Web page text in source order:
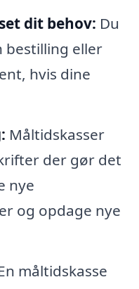
dit behov: Du
bestilling eller
hvis dine
Måltidskasser
der gør det
nye
og opdage nye
måltidskasse